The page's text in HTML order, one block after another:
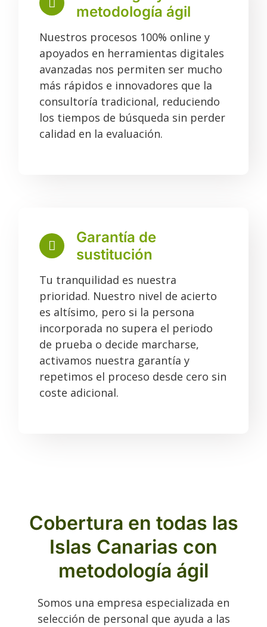
metodología ágil
Nuestros procesos 100% online y
apoyados en herramientas digitales
avanzadas nos permiten ser mucho
más rápidos e innovadores que la
consultoría tradicional, reduciendo
los tiempos de búsqueda sin perder
calidad en la evaluación.
Garantía de
sustitución
Tu tranquilidad es nuestra
prioridad. Nuestro nivel de acierto
es altísimo, pero si la persona
incorporada no supera el periodo
de prueba o decide marcharse,
activamos nuestra garantía y
repetimos el proceso desde cero sin
coste adicional.
Cobertura en todas las
Islas Canarias con
metodología ágil
Somos una empresa especializada en
selección de personal que ayuda a las